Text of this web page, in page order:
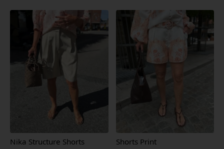
var:
kr 649,00.
kr 454,30.
var:
kr 1
899,00.
kr 1
329,30.
Nika Structure Shorts Shorts Print